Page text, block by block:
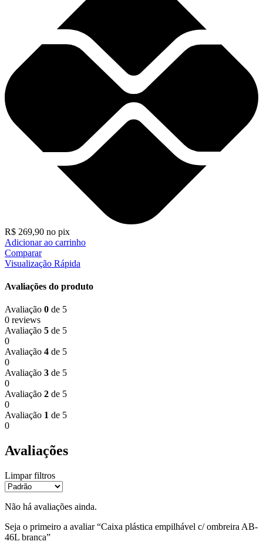
R$ 269,90 no pix
Adicionar ao carrinho
Comparar
Visualização Rápida
Avaliações do produto
Avaliação 0 de 5
0 reviews
Avaliação 5 de 5
0
Avaliação 4 de 5
0
Avaliação 3 de 5
0
Avaliação 2 de 5
0
Avaliação 1 de 5
0
Avaliações
Limpar filtros
Não há avaliações ainda.
Seja o primeiro a avaliar “Caixa plástica empilhável c/ ombreira AB-
46L branca”